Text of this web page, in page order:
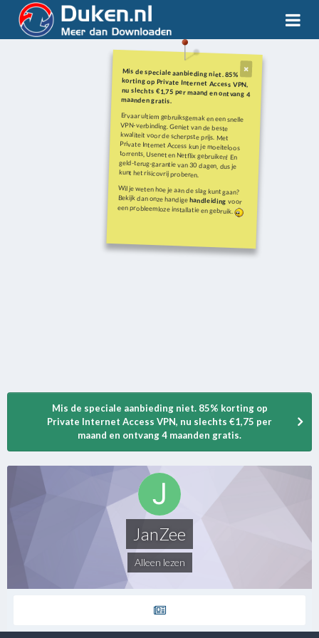
Mis de speciale aanbieding niet. 85%
korting op Private Internet Access VPN,
nu slechts €1,75 per maand en ontvang 4
maanden gratis.
Ervaar ultiem gebruiksgemak en een snelle
VPN-verbinding. Geniet van de beste
kwaliteit voor de scherpste prijs. Met
Private Internet Access kun je moeiteloos
torrents, Usenet en Netflix gebruiken! En
geld-terug-garantie van 30 dagen, dus je
kunt het risicovrij proberen.
Wil je weten hoe je aan de slag kunt gaan?
Bekijk dan onze handigehandleiding voor
een probleemloze installatie en gebruik.
Mis de speciale aanbieding niet. 85% korting op
Private Internet Access VPN, nu slechts €1,75 per
maand en ontvang 4 maanden gratis.
JanZee
Alleen lezen